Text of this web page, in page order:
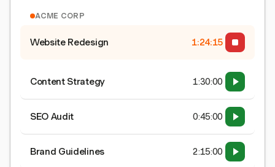
ACME CORP
Website Redesign 1:24:15
Content Strategy 1:30:00
SEO Audit 0:45:00
Brand Guidelines 2:15:00